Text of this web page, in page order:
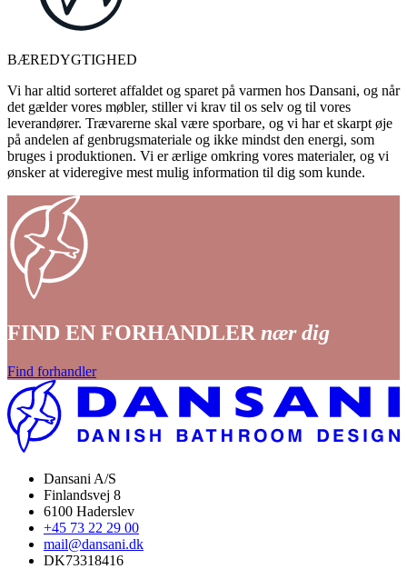
BÆREDYGTIGHED
Vi har altid sorteret affaldet og sparet på varmen hos Dansani, og når
det gælder vores møbler, stiller vi krav til os selv og til vores
leverandører. Trævarerne skal være sporbare, og vi har et skarpt øje
på andelen af genbrugsmateriale og ikke mindst den energi, som
bruges i produktionen. Vi er ærlige omkring vores materialer, og vi
ønsker at videregive mest mulig information til dig som kunde.
FIND EN FORHANDLER nær dig
Find forhandler
Dansani A/S
Finlandsvej 8
6100 Haderslev
+45 73 22 29 00
mail@dansani.dk
DK73318416